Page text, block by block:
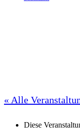
« Alle
Diese